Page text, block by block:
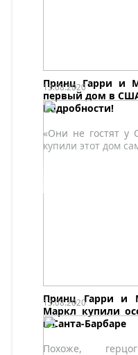
Принц Гарри и
первый дом в США
Подробности!
«Они не гостят
купили этот дом
13.08.2020
Принц Гарри и
Маркл купили
в Санта-Барбаре
Похоже,
13.08.2020